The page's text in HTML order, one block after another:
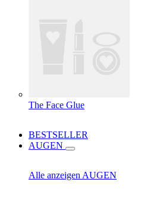
The Face Glue
BESTSELLER
AUGEN
Alle anzeigen AUGEN